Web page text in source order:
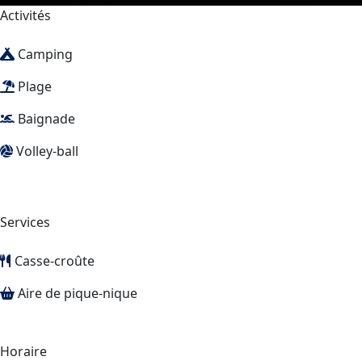
Activités
Camping
Plage
Baignade
Volley-ball
Services
Casse-croûte
Aire de pique-nique
Horaire